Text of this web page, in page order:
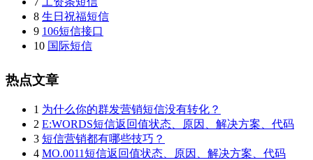
8 生日祝福短信
9 106短信接口
10 国际短信
热点文章
1 为什么你的群发营销短信没有转化？
2 E:WORDS短信返回值状态、原因、解决方案、代码
3 短信营销都有哪些技巧？
4 MO.0011短信返回值状态、原因、解决方案、代码